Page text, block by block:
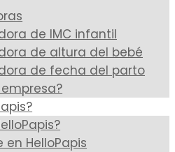
de IMC infantil
de altura del bebé
de fecha del parto
empresa?
en HelloPapis